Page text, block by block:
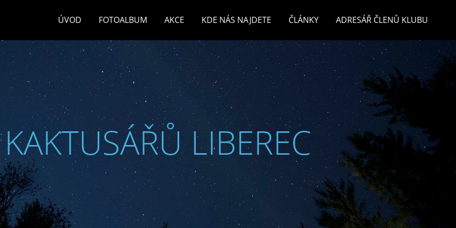
ÚVOD FOTOALBUM AKCE KDE NÁS NAJDETE ČLÁNKY ADRESÁŘ ČLENŮ KLUBU
LIBEREC